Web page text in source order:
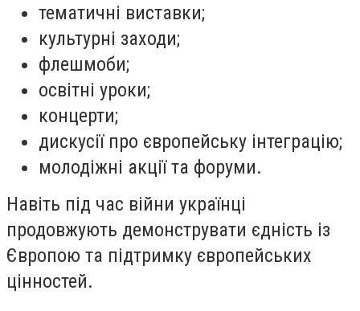
тематичні виставки;
культурні заходи;
флешмоби;
освітні уроки;
концерти;
дискусії про європейську інтеграцію;
молодіжні акції та форуми.
Навіть під час війни українці
продовжують демонструвати єдність із
Європою та підтримку європейських
цінностей.